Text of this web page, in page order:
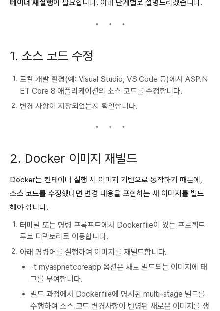
테이너 재실행이 필요합니다. 아래 단계별로 설명드리겠습니다.
1. 소스 코드 수정
로컬 개발 환경(예: Visual Studio, VS Code 등)에서 ASP.N
ET Core 8 애플리케이션의 소스 코드를 수정합니다.
변경 사항이 저장되었는지 확인합니다.
2. Docker 이미지 재빌드
Docker는 컨테이너 실행 시 이미지 기반으로 동작하기 때문에,
소스 코드를 수정했다면 변경 내용을 포함하는 새 이미지를 빌드
해야 합니다.
터미널 또는 명령 프롬프트에서 Dockerfile이 있는 프로젝트
루트 디렉토리로 이동합니다.
아래 명령어를 실행하여 이미지를 재빌드합니다.
-t myaspnetcoreapp 옵션은 새로 빌드되는 이미지에 태
그를 부여합니다.
빌드 과정에서 Dockerfile에 명시된 multi-stage 빌드를
수행하여 소스 코드 변경사항이 반영된 새로운 이미지를 생